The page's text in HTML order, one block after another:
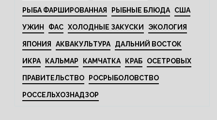
РЫБА ФАРШИРОВАННАЯ РЫБНЫЕ БЛЮДА США
УЖИН ФАС ХОЛОДНЫЕ ЗАКУСКИ ЭКОЛОГИЯ
ЯПОНИЯ АКВАКУЛЬТУРА ДАЛЬНИЙ ВОСТОК
ИКРА КАЛЬМАР КАМЧАТКА КРАБ ОСЕТРОВЫХ
ПРАВИТЕЛЬСТВО РОСРЫБОЛОВСТВО
РОССЕЛЬХОЗНАДЗОР